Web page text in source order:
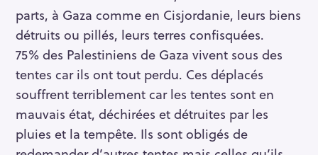
parts, à Gaza comme en Cisjordanie, leurs biens
détruits ou pillés, leurs terres confisquées.
75% des Palestiniens de Gaza vivent sous des
tentes car ils ont tout perdu. Ces déplacés
souffrent terriblement car les tentes sont en
mauvais état, déchirées et détruites par les
pluies et la tempête. Ils sont obligés de